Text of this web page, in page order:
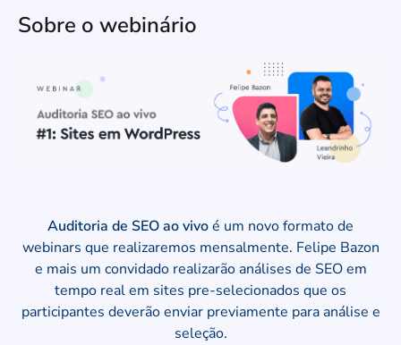
Sobre o webinário
Auditoria de SEO ao vivoé um novo formato de
webinars que realizaremos mensalmente. Felipe Bazon
e mais um convidado realizarão análises de SEO em
tempo real em sites pre-selecionados que os
participantes deverão enviar previamente para análise e
seleção.